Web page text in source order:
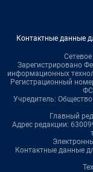
Контактные данные
Зарегистрировано
информационных
Регистрационный
ФС
Учредитель:
Главный
Адрес редакции:
Контактные данные